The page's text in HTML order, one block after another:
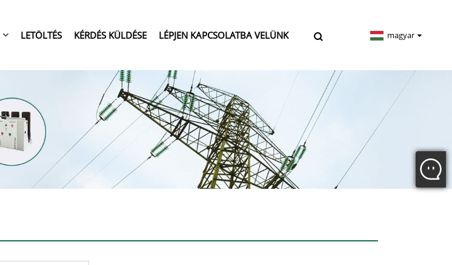
LETÖLTÉS KÉRDÉS KÜLDÉSE LÉPJEN KAPCSOLATBA VELÜNK magyar